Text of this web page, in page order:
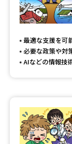
最適な支援を可
必要な政策や対
AIなどの情報技